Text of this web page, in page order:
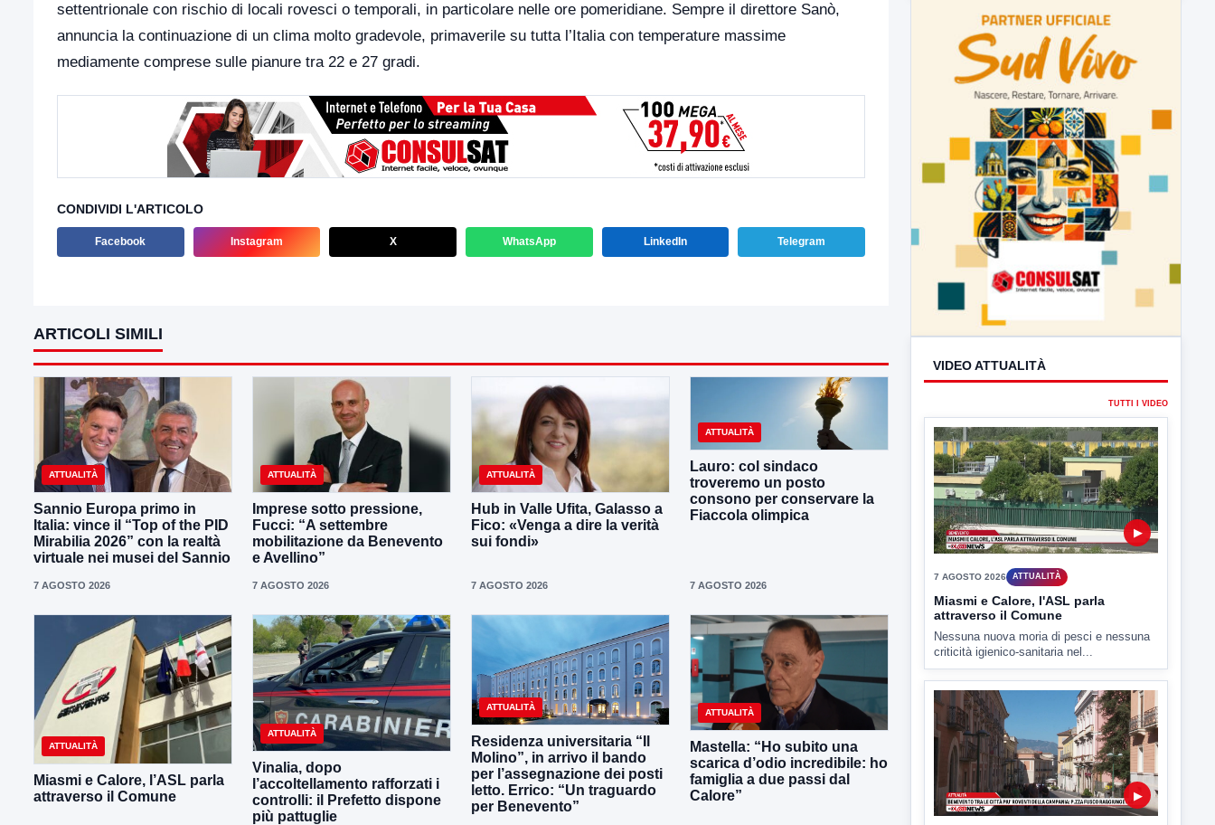
settentrionale con rischio di locali rovesci o temporali, in particolare nelle ore pomeridiane. Sempre il direttore Sanò,
annuncia la continuazione di un clima molto gradevole, primaverile su tutta l’Italia con temperature massime
mediamente comprese sulle pianure tra 22 e 27 gradi.
CONDIVIDI L'ARTICOLO
Facebook Instagram X WhatsApp LinkedIn Telegram
ARTICOLI SIMILI
ATTUALITÀ
Sannio Europa primo in
Italia: vince il “Top of the PID
Mirabilia 2026” con la realtà
virtuale nei musei del Sannio
7 AGOSTO 2026
ATTUALITÀ
Imprese sotto pressione,
Fucci: “A settembre
mobilitazione da Benevento
e Avellino”
7 AGOSTO 2026
ATTUALITÀ
Hub in Valle Ufita, Galasso a
Fico: «Venga a dire la verità
sui fondi»
7 AGOSTO 2026
ATTUALITÀ
Lauro: col sindaco
troveremo un posto
consono per conservare la
Fiaccola olimpica
7 AGOSTO 2026
ATTUALITÀ
Miasmi e Calore, l’ASL parla
attraverso il Comune
ATTUALITÀ
Vinalia, dopo
l’accoltellamento rafforzati i
controlli: il Prefetto dispone
più pattuglie
ATTUALITÀ
Residenza universitaria “Il
Molino”, in arrivo il bando
per l’assegnazione dei posti
letto. Errico: “Un traguardo
per Benevento”
ATTUALITÀ
Mastella: “Ho subito una
scarica d’odio incredibile: ho
famiglia a due passi dal
Calore”
LabNews (replica)
TUTTI I VIDEO
▶
7 AGOSTO 2026 ATTUALITÀ
Miasmi e Calore, l'ASL parla
attraverso il Comune
Nessuna nuova moria di pesci e nessuna
criticità igienico-sanitaria nel...
▶
7 AGOSTO 2026 ATTUALITÀ
Benevento tra le città più roventi
della Campania, piazza Fusco